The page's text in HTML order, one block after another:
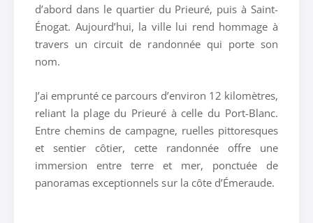
d’abord dans le quartier du Prieuré, puis à Saint-
Énogat. Aujourd’hui, la ville lui rend hommage à
travers un circuit de randonnée qui porte son
nom.
J’ai emprunté ce parcours d’environ 12 kilomètres,
reliant la plage du Prieuré à celle du Port-Blanc.
Entre chemins de campagne, ruelles pittoresques
et sentier côtier, cette randonnée offre une
immersion entre terre et mer, ponctuée de
panoramas exceptionnels sur la côte d’Émeraude.